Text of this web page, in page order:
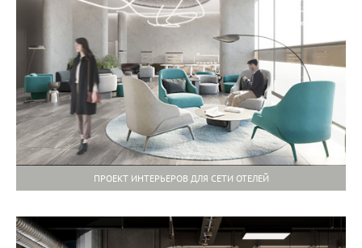
ПРОЕКТ ИНТЕРЬЕРОВ ДЛЯ СЕТИ ОТЕЛЕЙ